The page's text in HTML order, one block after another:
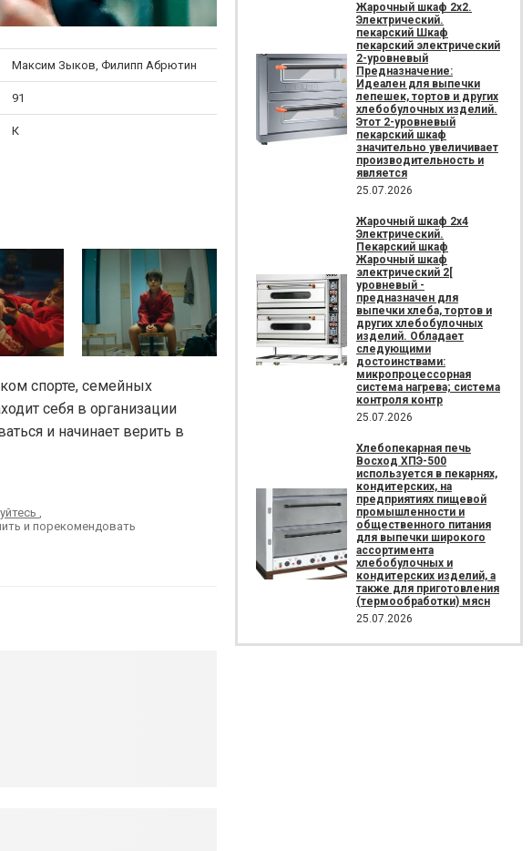
Максим Зыков, Филипп Абрютин
91
К
спорте, семейных
себя в организации
и начинает верить в
,
и порекомендовать
Жарочный шкаф 2х2.
Электрический.
пекарский Шкаф
пекарский электрический
2-уровневый
Предназначение:
Идеален для выпечки
лепешек, тортов и других
хлебобулочных изделий.
Этот 2-уровневый
пекарский шкаф
значительно увеличивает
производительность и
является
25.07.2026
Жарочный шкаф 2х4
Электрический.
Пекарский шкаф
Жарочный шкаф
электрический 2[
уровневый -
предназначен для
выпечки хлеба, тортов и
других хлебобулочных
изделий. Обладает
следующими
достоинствами:
микропроцессорная
система нагрева; система
контроля контр
25.07.2026
Хлебопекарная печь
Восход ХПЭ-500
используется в пекарнях,
кондитерских, на
предприятиях пищевой
промышленности и
общественного питания
для выпечки широкого
ассортимента
хлебобулочных и
кондитерских изделий, а
также для приготовления
(термообработки) мясн
25.07.2026